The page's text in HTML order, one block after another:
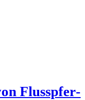
Fluss­pfer­